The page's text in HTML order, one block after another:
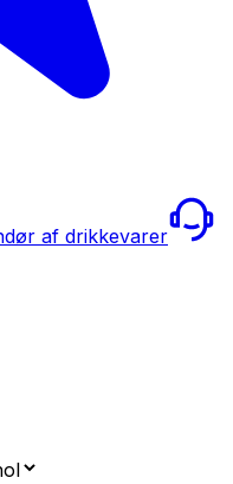
af drikkevarer